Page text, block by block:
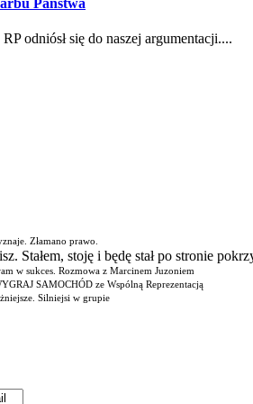
odniósł się do naszej argumentacji....
Złamano prawo.
Stałem, stoję i będę stał po stronie
w sukces. Rozmowa z Marcinem Juzoniem
SAMOCHÓD ze Wspólną Reprezentacją
Silniejsi w grupie